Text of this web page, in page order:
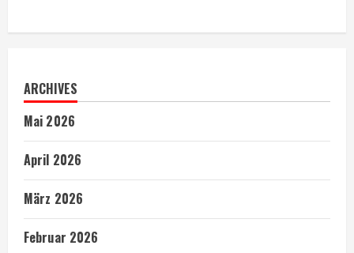
ARCHIVES
Mai 2026
April 2026
März 2026
Februar 2026